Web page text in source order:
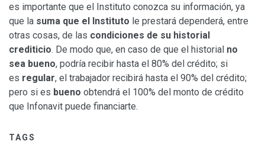
es importante que el Instituto conozca su información, ya
que la suma que el Instituto le prestará dependerá, entre
otras cosas, de las condiciones de su historial
crediticio. De modo que, en caso de que el historial no
sea bueno, podría recibir hasta el 80% del crédito; si
es regular, el trabajador recibirá hasta el 90% del crédito;
pero si es bueno obtendrá el 100% del monto de crédito
que Infonavit puede financiarte.
TAGS